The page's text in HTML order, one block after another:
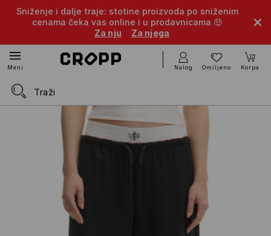
Sniženje i dalje traje: stotine proizvoda po sniženim
cenama čeka vas online i u prodavnicama 🤑
Za nju
Za njega
Meni Nalog Omiljeno Korpa